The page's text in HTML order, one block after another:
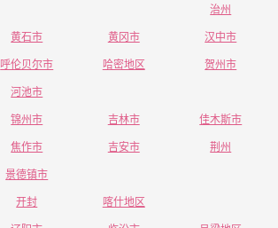
治州
黄石市 黄冈市
汉中市
呼伦贝尔市 哈密地区
贺州市
河池市
锦州市 吉林市
佳木斯市
焦作市 吉安市
荆州
景德镇市
开封
喀什地区